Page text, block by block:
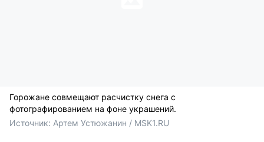
Горожане совмещают расчистку снега с
фотографированием на фоне украшений.
Источник: Артем Устюжанин / MSK1.RU